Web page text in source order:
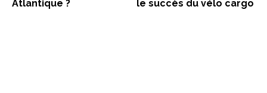
Atlantique ?
le succès du vélo cargo